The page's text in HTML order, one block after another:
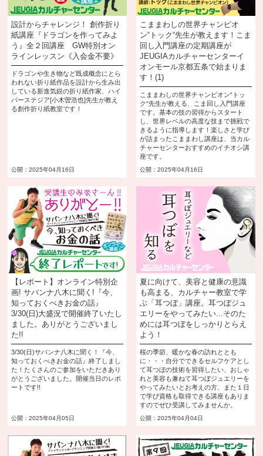
設計からチャレンジ！ 創作折り
紙講座『ドラゴンを作ってみよ
う』全２回講座 GW特別オン
ラインレッスン《入会金不要》
ドラゴンや生き物など既成概念にとら
われない折り紙作品を設計から生み出
している新進気鋭の折り紙作家、ハイ
パーステジア[小木曽浩也]先生が教え
る創作折り紙教室です！
公開：2025年04月16日
こままわしの世界チャンピオ
ン“トック“先生が教えます！こま
回し入門講座の定期講座が
JEUGIAカルチャーセンターイ
オンモール京都五条で始まりま
す！(1)
こままわしの世界チャンピオン“トッ
ク“先生が教える、こま回し入門講座
です。基本の技の習得からスタート
し、世界レベルの高度な技まで挑戦で
きるように指導します！楽しさと学び
が詰まったこままわし講座は、当カル
チャーセンターおすすめのイチオシ講
座です。
公開：2025年04月16日
【レポート】オンライン特別企
画! サバンナ八木に聞く!『今、
知っておくべきお金の話』
3/30(日)大盛況で開催終了いたし
ました。ありがとうございまし
た!!
3/30(日)サバンナ八木に聞く！『今、
知っておくべきお金の話』終了しまし
た！たくさんのご参加をいただきあり
がとうございました。開催当日のレポ
ートです!!
公開：2025年04月05日
夏に向けて、美容と健康の意識
も高まる、カルチャー教室で学
ぶ「耳つぼ」講座。耳つぼジュ
エリーをやってみたい...そのた
めには耳つぼをしっかりとらえ
よう！
桜の季節、暖かな春の訪れととも
に・・・自分でできるセルフケアとし
て耳つぼの技術を習得したい、おしゃ
れと美容も兼ねて耳つぼジュエリーを
やってみたいとお考えの方、また１日
で学び資格も取得できる講座もありま
すのでぜひ受講してみませんか。
公開：2025年04月04日